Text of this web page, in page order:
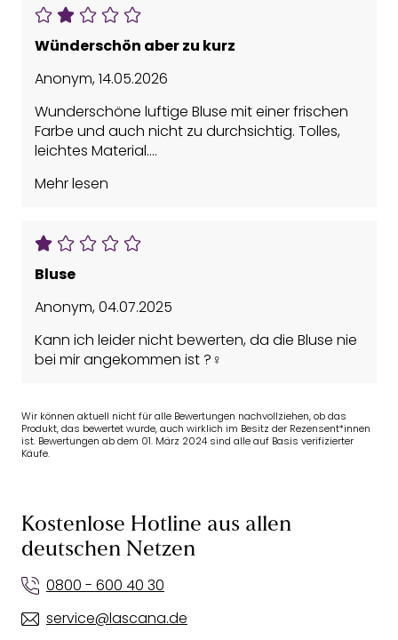
Wünderschön aber zu kurz
Anonym,14.05.2026
Wunderschöne luftige Bluse mit einer frischen
Farbe und auch nicht zu durchsichtig. Tolles,
leichtes Material.
Ich habe Gr 40 und bei jedem Mal Arm heben
sie mir sofort bestellen und gerne
weiterempfehlen aber so leider nicht.
vorteilhaft.
Mehr lesen
Bluse
Anonym,04.07.2025
Kann ich leider nicht bewerten, da die Bluse nie
bei mir angekommen ist ?‍♀️
Wir können aktuell nicht für alle Bewertungen nachvollziehen, ob das
Produkt, das bewertet wurde, auch wirklich im Besitz der Rezensent*innen
ist. Bewertungen ab dem 01. März 2024 sind alle auf Basis verifizierter
Käufe.
Kostenlose Hotline aus allen
deutschen Netzen
0800 - 600 40 30
service@lascana.de